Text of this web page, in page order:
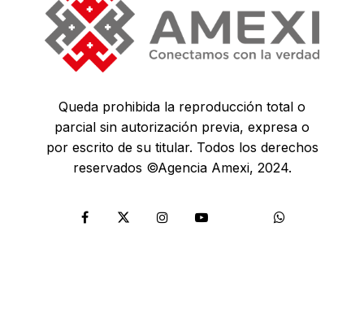
Queda prohibida la reproducción total o
parcial sin autorización previa, expresa o
por escrito de su titular. Todos los derechos
reservados ©Agencia Amexi, 2024.